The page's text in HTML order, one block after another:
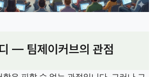
— 팀제이커브의 관점